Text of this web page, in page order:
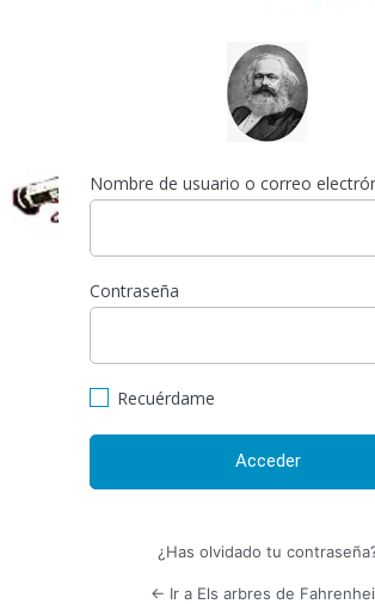
Nombre de usuario o correo
Contraseña
Recuérdame
¿Has olvidado tu
← Ir a Els arbres de